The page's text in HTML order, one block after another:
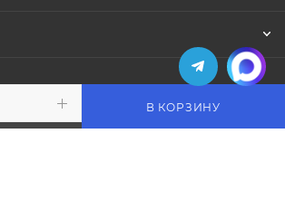
В КОРЗИНУ